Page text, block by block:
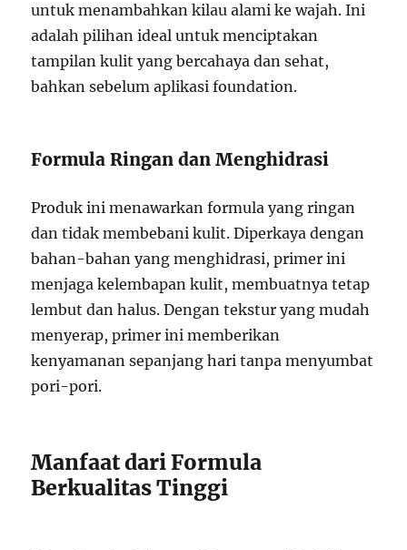
untuk menambahkan kilau alami ke wajah. Ini
adalah pilihan ideal untuk menciptakan
tampilan kulit yang bercahaya dan sehat,
bahkan sebelum aplikasi foundation.
Formula Ringan dan Menghidrasi
Produk ini menawarkan formula yang ringan
dan tidak membebani kulit. Diperkaya dengan
bahan-bahan yang menghidrasi, primer ini
menjaga kelembapan kulit, membuatnya tetap
lembut dan halus. Dengan tekstur yang mudah
menyerap, primer ini memberikan
kenyamanan sepanjang hari tanpa menyumbat
pori-pori.
Manfaat dari Formula
Berkualitas Tinggi